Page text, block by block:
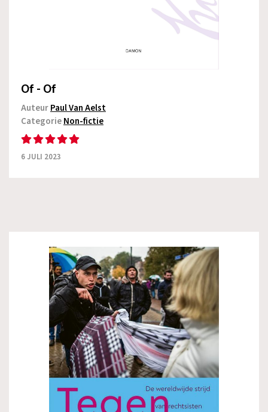
Of - Of
AuteurPaul Van Aelst
CategorieNon-fictie
6 JULI 2023